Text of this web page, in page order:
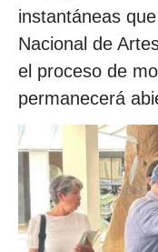
instantáneas
Nacional de
el proceso de
permanecerá